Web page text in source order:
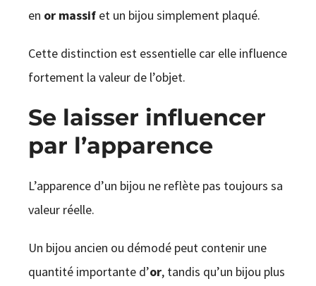
en or massifet un bijou simplement plaqué.
Cette distinction est essentielle car elle influence
fortement la valeur de l’objet.
Se laisser influencer
par l’apparence
L’apparence d’un bijou ne reflète pas toujours sa
valeur réelle.
Un bijou ancien ou démodé peut contenir une
quantité importante d’or, tandis qu’un bijou plus